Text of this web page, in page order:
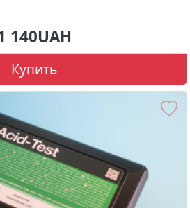
140UAH
Купить